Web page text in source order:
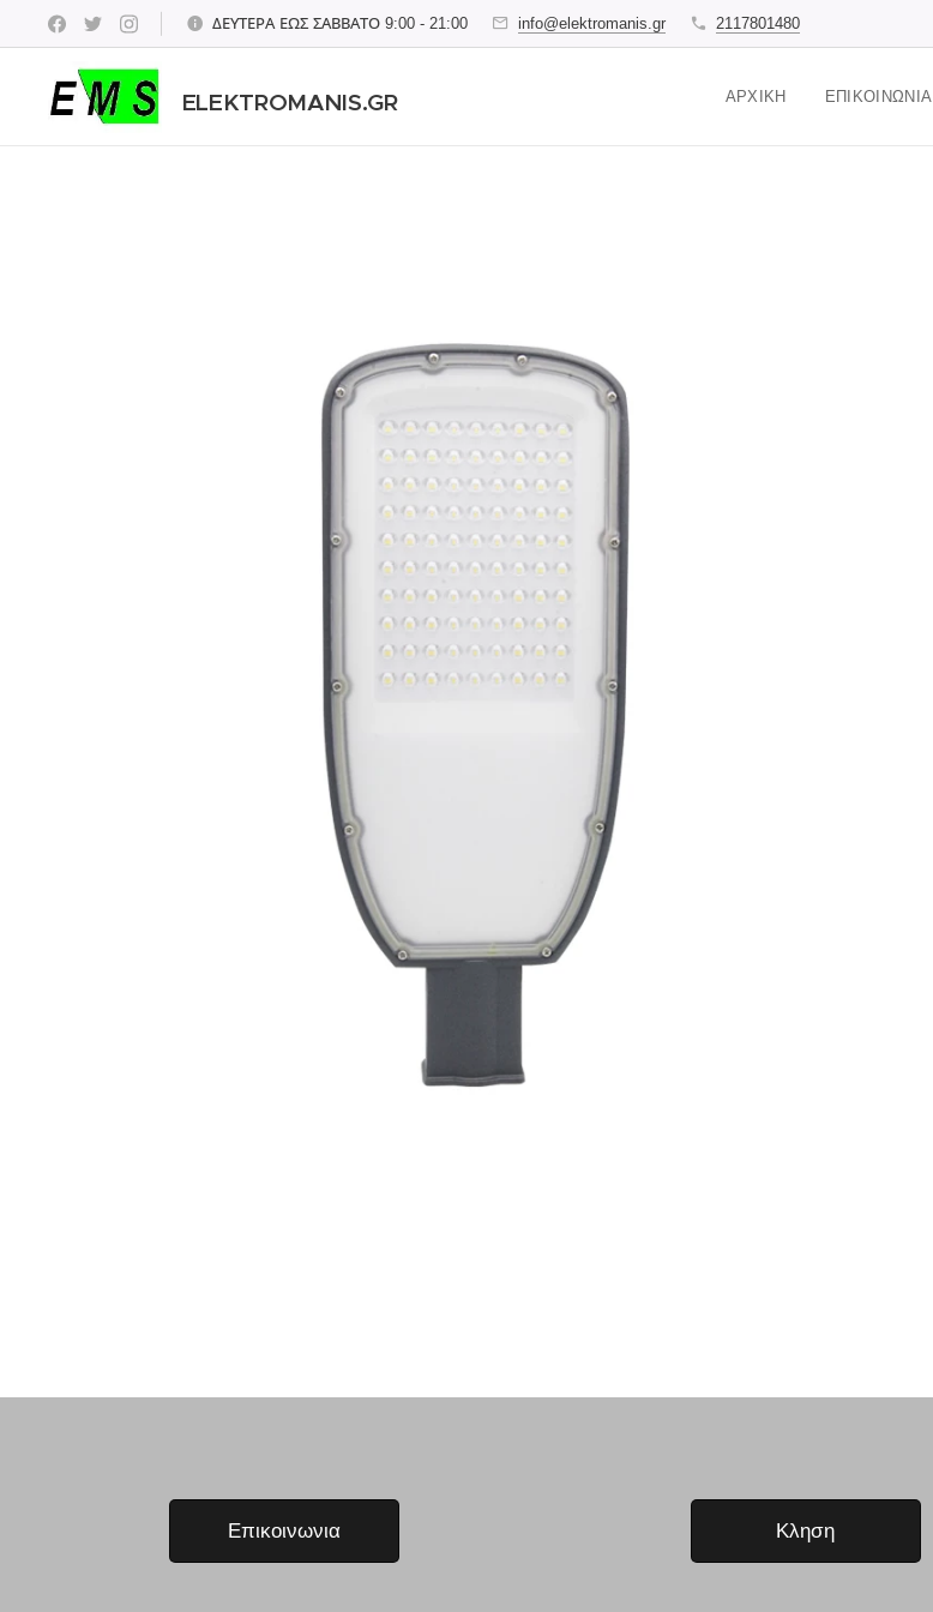
ΔΕΥΤΕΡΑ ΕΩΣ ΣΑΒΒΑΤΟ 9:00 - 21:00 info@elektromanis.gr 2117801480
ELEKTROMANIS.GR ΑΡΧΙΚΉ ΕΠΙΚΟΙΝΩΝΊΑ
Επικοινωνια Κληση